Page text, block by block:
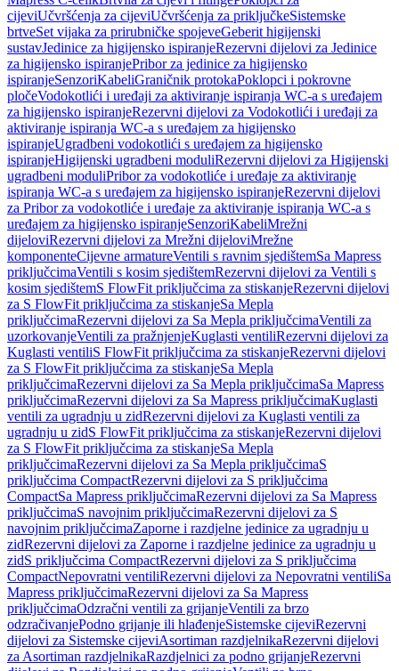
cijeviUčvršćenja za cijeviUčvršćenja za priključkeSistemske
brtveSet vijaka za prirubničke spojeveGeberit higijenski
sustavJedinice za higijensko ispiranjeRezervni dijelovi za Jedinice
za higijensko ispiranjePribor za jedinice za higijensko
ispiranjeSenzoriKabeliGraničnik protokaPoklopci i pokrovne
pločeVodokotlići i uređaji za aktiviranje ispiranja WC-a s uređajem
za higijensko ispiranjeRezervni dijelovi za Vodokotlići i uređaji za
aktiviranje ispiranja WC-a s uređajem za higijensko
ispiranjeUgradbeni vodokotlići s uređajem za higijensko
ispiranjeHigijenski ugradbeni moduliRezervni dijelovi za Higijenski
ugradbeni moduliPribor za vodokotliće i uređaje za aktiviranje
ispiranja WC-a s uređajem za higijensko ispiranjeRezervni dijelovi
za Pribor za vodokotliće i uređaje za aktiviranje ispiranja WC-a s
uređajem za higijensko ispiranjeSenzoriKabeliMrežni
dijeloviRezervni dijelovi za Mrežni dijeloviMrežne
komponenteCijevne armatureVentili s ravnim sjedištemSa Mapress
priključcimaVentili s kosim sjedištemRezervni dijelovi za Ventili s
kosim sjedištemS FlowFit priključcima za stiskanjeRezervni dijelovi
za S FlowFit priključcima za stiskanjeSa Mepla
priključcimaRezervni dijelovi za Sa Mepla priključcimaVentili za
uzorkovanjeVentili za pražnjenjeKuglasti ventiliRezervni dijelovi za
Kuglasti ventiliS FlowFit priključcima za stiskanjeRezervni dijelovi
za S FlowFit priključcima za stiskanjeSa Mepla
priključcimaRezervni dijelovi za Sa Mepla priključcimaSa Mapress
priključcimaRezervni dijelovi za Sa Mapress priključcimaKuglasti
ventili za ugradnju u zidRezervni dijelovi za Kuglasti ventili za
ugradnju u zidS FlowFit priključcima za stiskanjeRezervni dijelovi
za S FlowFit priključcima za stiskanjeSa Mepla
priključcimaRezervni dijelovi za Sa Mepla priključcimaS
priključcima CompactRezervni dijelovi za S priključcima
CompactSa Mapress priključcimaRezervni dijelovi za Sa Mapress
priključcimaS navojnim priključcimaRezervni dijelovi za S
navojnim priključcimaZaporne i razdjelne jedinice za ugradnju u
zidRezervni dijelovi za Zaporne i razdjelne jedinice za ugradnju u
zidS priključcima CompactRezervni dijelovi za S priključcima
CompactNepovratni ventiliRezervni dijelovi za Nepovratni ventiliSa
Mapress priključcimaRezervni dijelovi za Sa Mapress
priključcimaOdzračni ventili za grijanjeVentili za brzo
odzračivanjePodno grijanje ili hlađenjeSistemske cijeviRezervni
dijelovi za Sistemske cijeviAsortiman razdjelnikaRezervni dijelovi
za Asortiman razdjelnikaRazdjelnici za podno grijanjeRezervni